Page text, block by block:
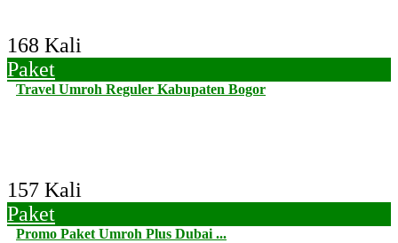
168 Kali
Paket
Travel Umroh Reguler Kabupaten Bogor
157 Kali
Paket
Promo Paket Umroh Plus Dubai ...